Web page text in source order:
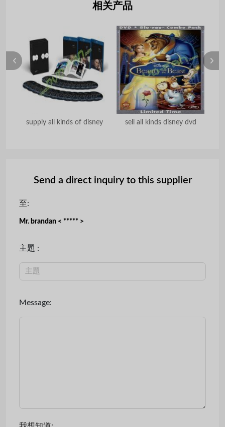
相关产品
supply all kinds of disney sell all kinds disney dvd
Send a direct inquiry to this supplier
至:
Mr. brandan < ***** >
主題 :
Message: